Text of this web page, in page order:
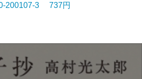
200107-3 737円